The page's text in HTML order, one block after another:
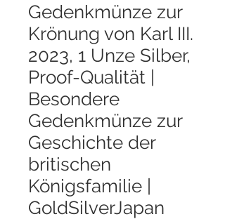
Gedenkmünze zur
Krönung von Karl III.
2023, 1 Unze Silber,
Proof-Qualität |
Besondere
Gedenkmünze zur
Geschichte der
britischen
Königsfamilie |
GoldSilverJapan